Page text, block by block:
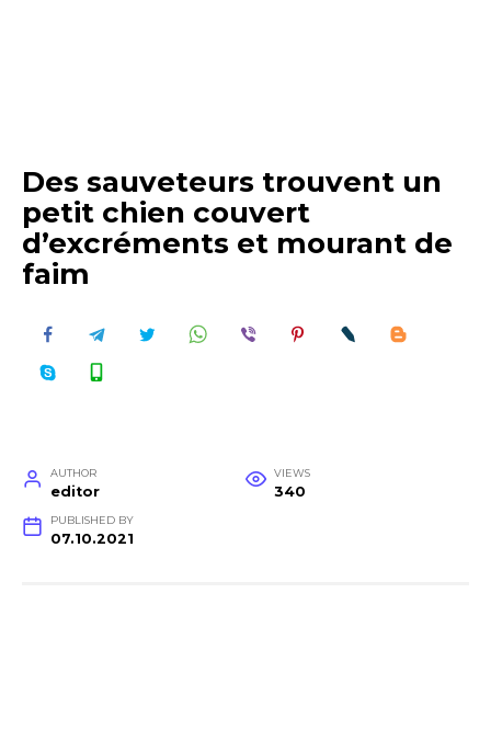
Des sauveteurs trouvent un
petit chien couvert
d’excréments et mourant de
faim
AUTHOR
editor
VIEWS
340
PUBLISHED BY
07.10.2021